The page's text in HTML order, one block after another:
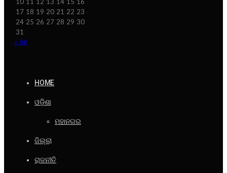
17 18 19 20 21 22 23
24 25 26 27 28 29 30
31
« Jul
HOME
ଓଡ଼ିଶା
ମହାନଗର
ଜିଲ୍ଲା
ରାଜନୀତି